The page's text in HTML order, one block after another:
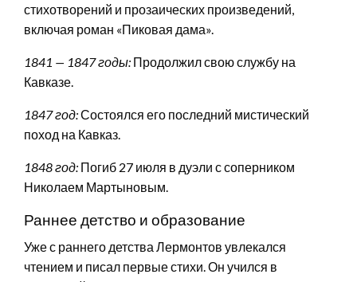
стихотворений и прозаических произведений,
включая роман «Пиковая дама».
1841 — 1847 годы: Продолжил свою службу на
Кавказе.
1847 год:Состоялся его последний мистический
поход на Кавказ.
1848 год: Погиб 27 июля в дуэли с соперником
Николаем Мартыновым.
Раннее детство и образование
Уже с раннего детства Лермонтов увлекался
чтением и писал первые стихи. Он учился в